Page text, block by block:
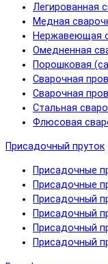
Легированная
Медная
Нержавеющая
Омедненная
Порошковая
Сварочная
Сварочная
Стальная
Флюсовая
Присадочный пруток
Присадочные
Присадочные
Присадочный
Присадочный
Присадочный
Присадочный